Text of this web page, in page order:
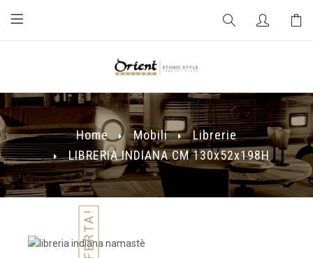
Home Mobili
Librerie
LIBRERIA INDIANA CM 130x52x198H